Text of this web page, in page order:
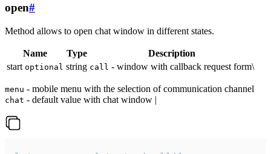
open#
Method allows to open chat window in different states.
Name Type
Description
start optional string call - window with callback request form\
menu - mobile menu with the selection of communication channel
chat - default value with chat window |